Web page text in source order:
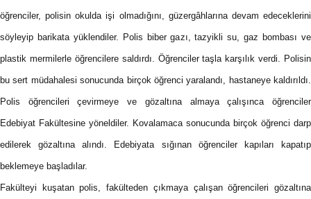
öğrenciler, polisin okulda işi olmadığını, güzergâhlarına devam edeceklerini
söyleyip barikata yüklendiler. Polis biber gazı, tazyikli su, gaz bombası ve
plastik mermilerle öğrencilere saldırdı. Öğrenciler taşla karşılık verdi. Polisin
bu sert müdahalesi sonucunda birçok öğrenci yaralandı, hastaneye kaldırıldı.
Polis öğrencileri çevirmeye ve gözaltına almaya çalışınca öğrenciler
Edebiyat Fakültesine yöneldiler. Kovalamaca sonucunda birçok öğrenci darp
edilerek gözaltına alındı. Edebiyata sığınan öğrenciler kapıları kapatıp
beklemeye başladılar.
Fakülteyi kuşatan polis, fakülteden çıkmaya çalışan öğrencileri gözaltına